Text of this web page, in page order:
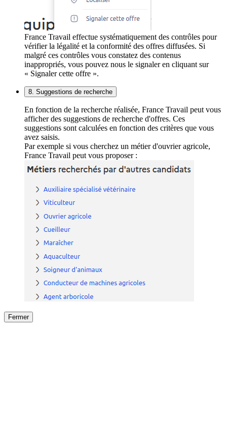
France Travail effectue systématiquement des contrôles pour
vérifier la légalité et la conformité des offres diffusées. Si
malgré ces contrôles vous constatez des contenus
inappropriés, vous pouvez nous le signaler en cliquant sur
« Signaler cette offre ».
8. Suggestions de recherche
En fonction de la recherche réalisée, France Travail peut vous
afficher des suggestions de recherche d'offres. Ces
suggestions sont calculées en fonction des critères que vous
avez saisis.
Par exemple si vous cherchez un métier d'ouvrier agricole,
France Travail peut vous proposer :
Fermer